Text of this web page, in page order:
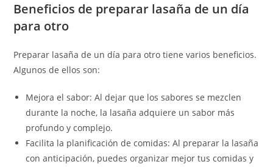
Beneficios de preparar lasaña de un día
para otro
Preparar lasaña de un día para otro tiene varios beneficios.
Algunos de ellos son:
Mejora el sabor: Al dejar que los sabores se mezclen
durante la noche, la lasaña adquiere un sabor más
profundo y complejo.
Facilita la planificación de comidas: Al preparar la lasaña
con anticipación, puedes organizar mejor tus comidas y